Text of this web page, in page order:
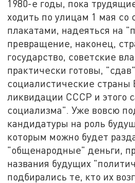
1980-е годы, пока
ходить по улицам 1 мая со
плакатами, надеяться на
превращение, наконец,
государство, советские
практически готовы,
социалистические страны
ликвидации СССР и этого
социализма". Уже вовсю
кандидатуры на роль
которым можно будет
"общенародные" деньги,
названия будущих
подбирались те, кто их